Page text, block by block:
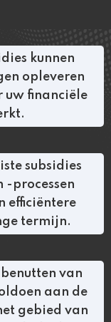
kunnen
opleveren
uw financiële
subsidies
-processen
efficiëntere
termijn.
van
aan de
gebied van